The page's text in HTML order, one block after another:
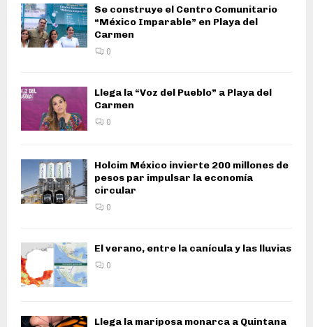
Se construye el Centro Comunitario
“México Imparable” en Playa del
Carmen
0
Llega la “Voz del Pueblo” a Playa del
Carmen
0
Holcim México invierte 200 millones de
pesos par impulsar la economía
circular
0
El verano, entre la canícula y las lluvias
0
Llega la mariposa monarca a Quintana